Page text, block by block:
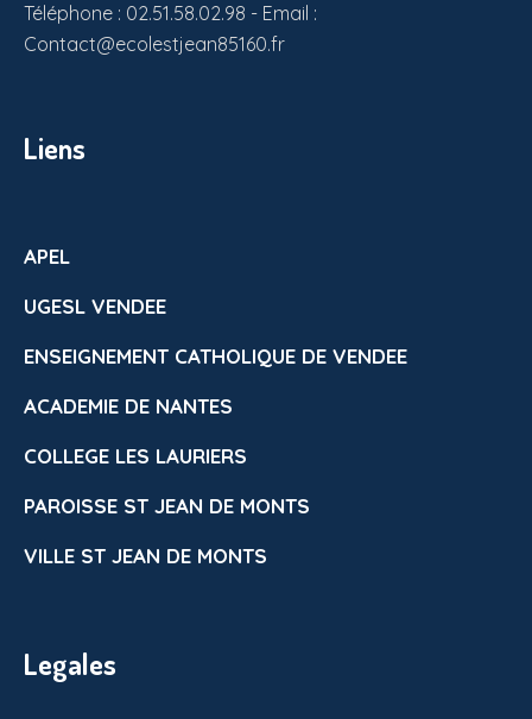
Téléphone : 02.51.58.02.98 - Email :
Contact@ecolestjean85160.fr
Liens
APEL
UGESL VENDEE
ENSEIGNEMENT CATHOLIQUE DE VENDEE
ACADEMIE DE NANTES
COLLEGE LES LAURIERS
PAROISSE ST JEAN DE MONTS
VILLE ST JEAN DE MONTS
Legales